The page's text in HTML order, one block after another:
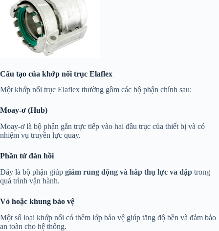
Cấu tạo của khớp nối trục Elaflex
Một khớp nối trục Elaflex thường gồm các bộ phận chính sau:
Moay-ơ (Hub)
Moay-ơ là bộ phận gắn trực tiếp vào hai đầu trục của thiết bị và có
nhiệm vụ truyền lực quay.
Phần tử đàn hồi
Đây là bộ phận giúp giảm rung động và hấp thụ lực va đập trong
quá trình vận hành.
Vỏ hoặc khung bảo vệ
Một số loại khớp nối có thêm lớp bảo vệ giúp tăng độ bền và đảm bảo
an toàn cho hệ thống.